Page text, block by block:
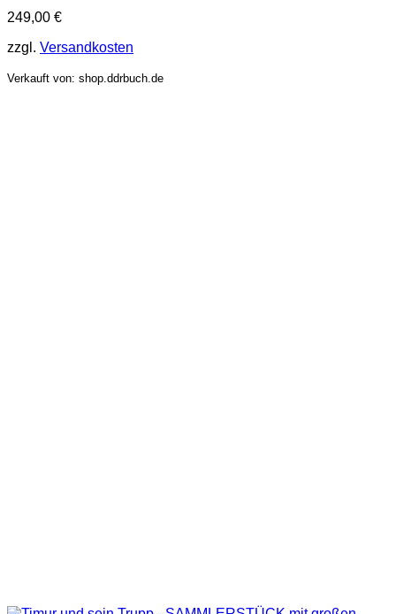
249,00 €
zzgl. Versandkosten
Verkauft von: shop.ddrbuch.de